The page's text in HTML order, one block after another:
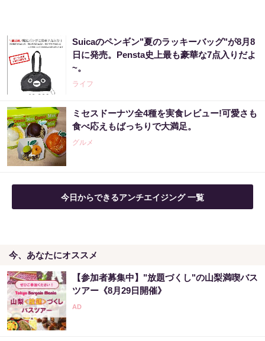
Suicaのペンギン"夏のラッキーバッグ"が8月8
日に発売。Pensta史上最も豪華な7点入りだよ
~。
ライフ
ミセスドーナツ全4種を実食レビュー!可愛さも
食べ応えもばっちりで大満足。
グルメ
今日からできるアンチエイジング 一覧
今、あなたにオススメ
【参加者募集中】"放題づくし"の山梨満喫バス
ツアー《8月29日開催》